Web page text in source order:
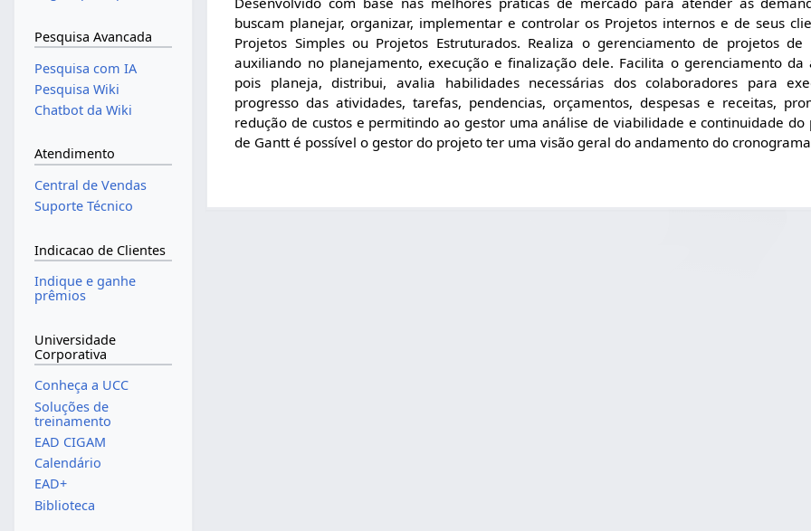
buscam planejar, organizar, implementar e controlar os Projetos internos e de seus
Projetos Simples ou Projetos Estruturados. Realiza o gerenciamento de projetos de
auxiliando no planejamento, execução e finalização dele. Facilita o gerenciamento da
pois planeja, distribui, avalia habilidades necessárias dos colaboradores para
progresso das atividades, tarefas, pendencias, orçamentos, despesas e receitas,
redução de custos e permitindo ao gestor uma análise de viabilidade e continuidade
de Gantt é possível o gestor do projeto ter uma visão geral do andamento do
Pesquisa Avancada
Pesquisa com IA
Pesquisa Wiki
Chatbot da Wiki
Atendimento
Central de Vendas
Suporte Técnico
Indicacao de Clientes
Indique e ganhe
prêmios
Universidade
Corporativa
Conheça a UCC
Soluções de
treinamento
EAD CIGAM
Calendário
EAD+
Biblioteca